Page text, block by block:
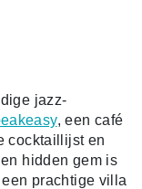
jazz-
, een café
cocktaillijst en
hidden gem is
een prachtige villa